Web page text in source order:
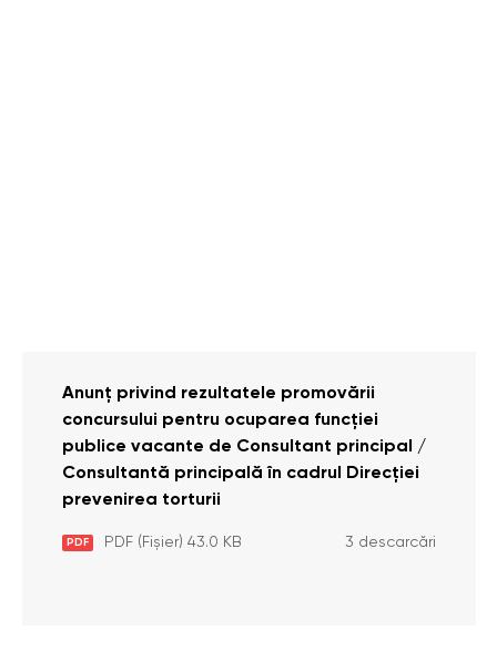
Anunț privind rezultatele promovării
concursului pentru ocuparea funcției
publice vacante de Consultant principal /
Consultantă principală în cadrul Direcției
prevenirea torturii
PDF PDF (Fișier) 43.0 KB 3 descarcări